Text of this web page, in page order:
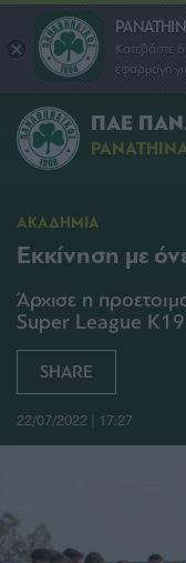
Κατεβάστε
εφαρμογή
ΠΑΕ
ΑΚΑΔΗΜΙΑ
Εκκίνηση με
Άρχισε η
Super League Κ19
SHARE
22/07/2022 | 17:27